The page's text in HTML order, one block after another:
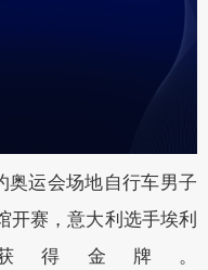
运会场地自行车男子
开赛，意大利选手埃利
得金牌。